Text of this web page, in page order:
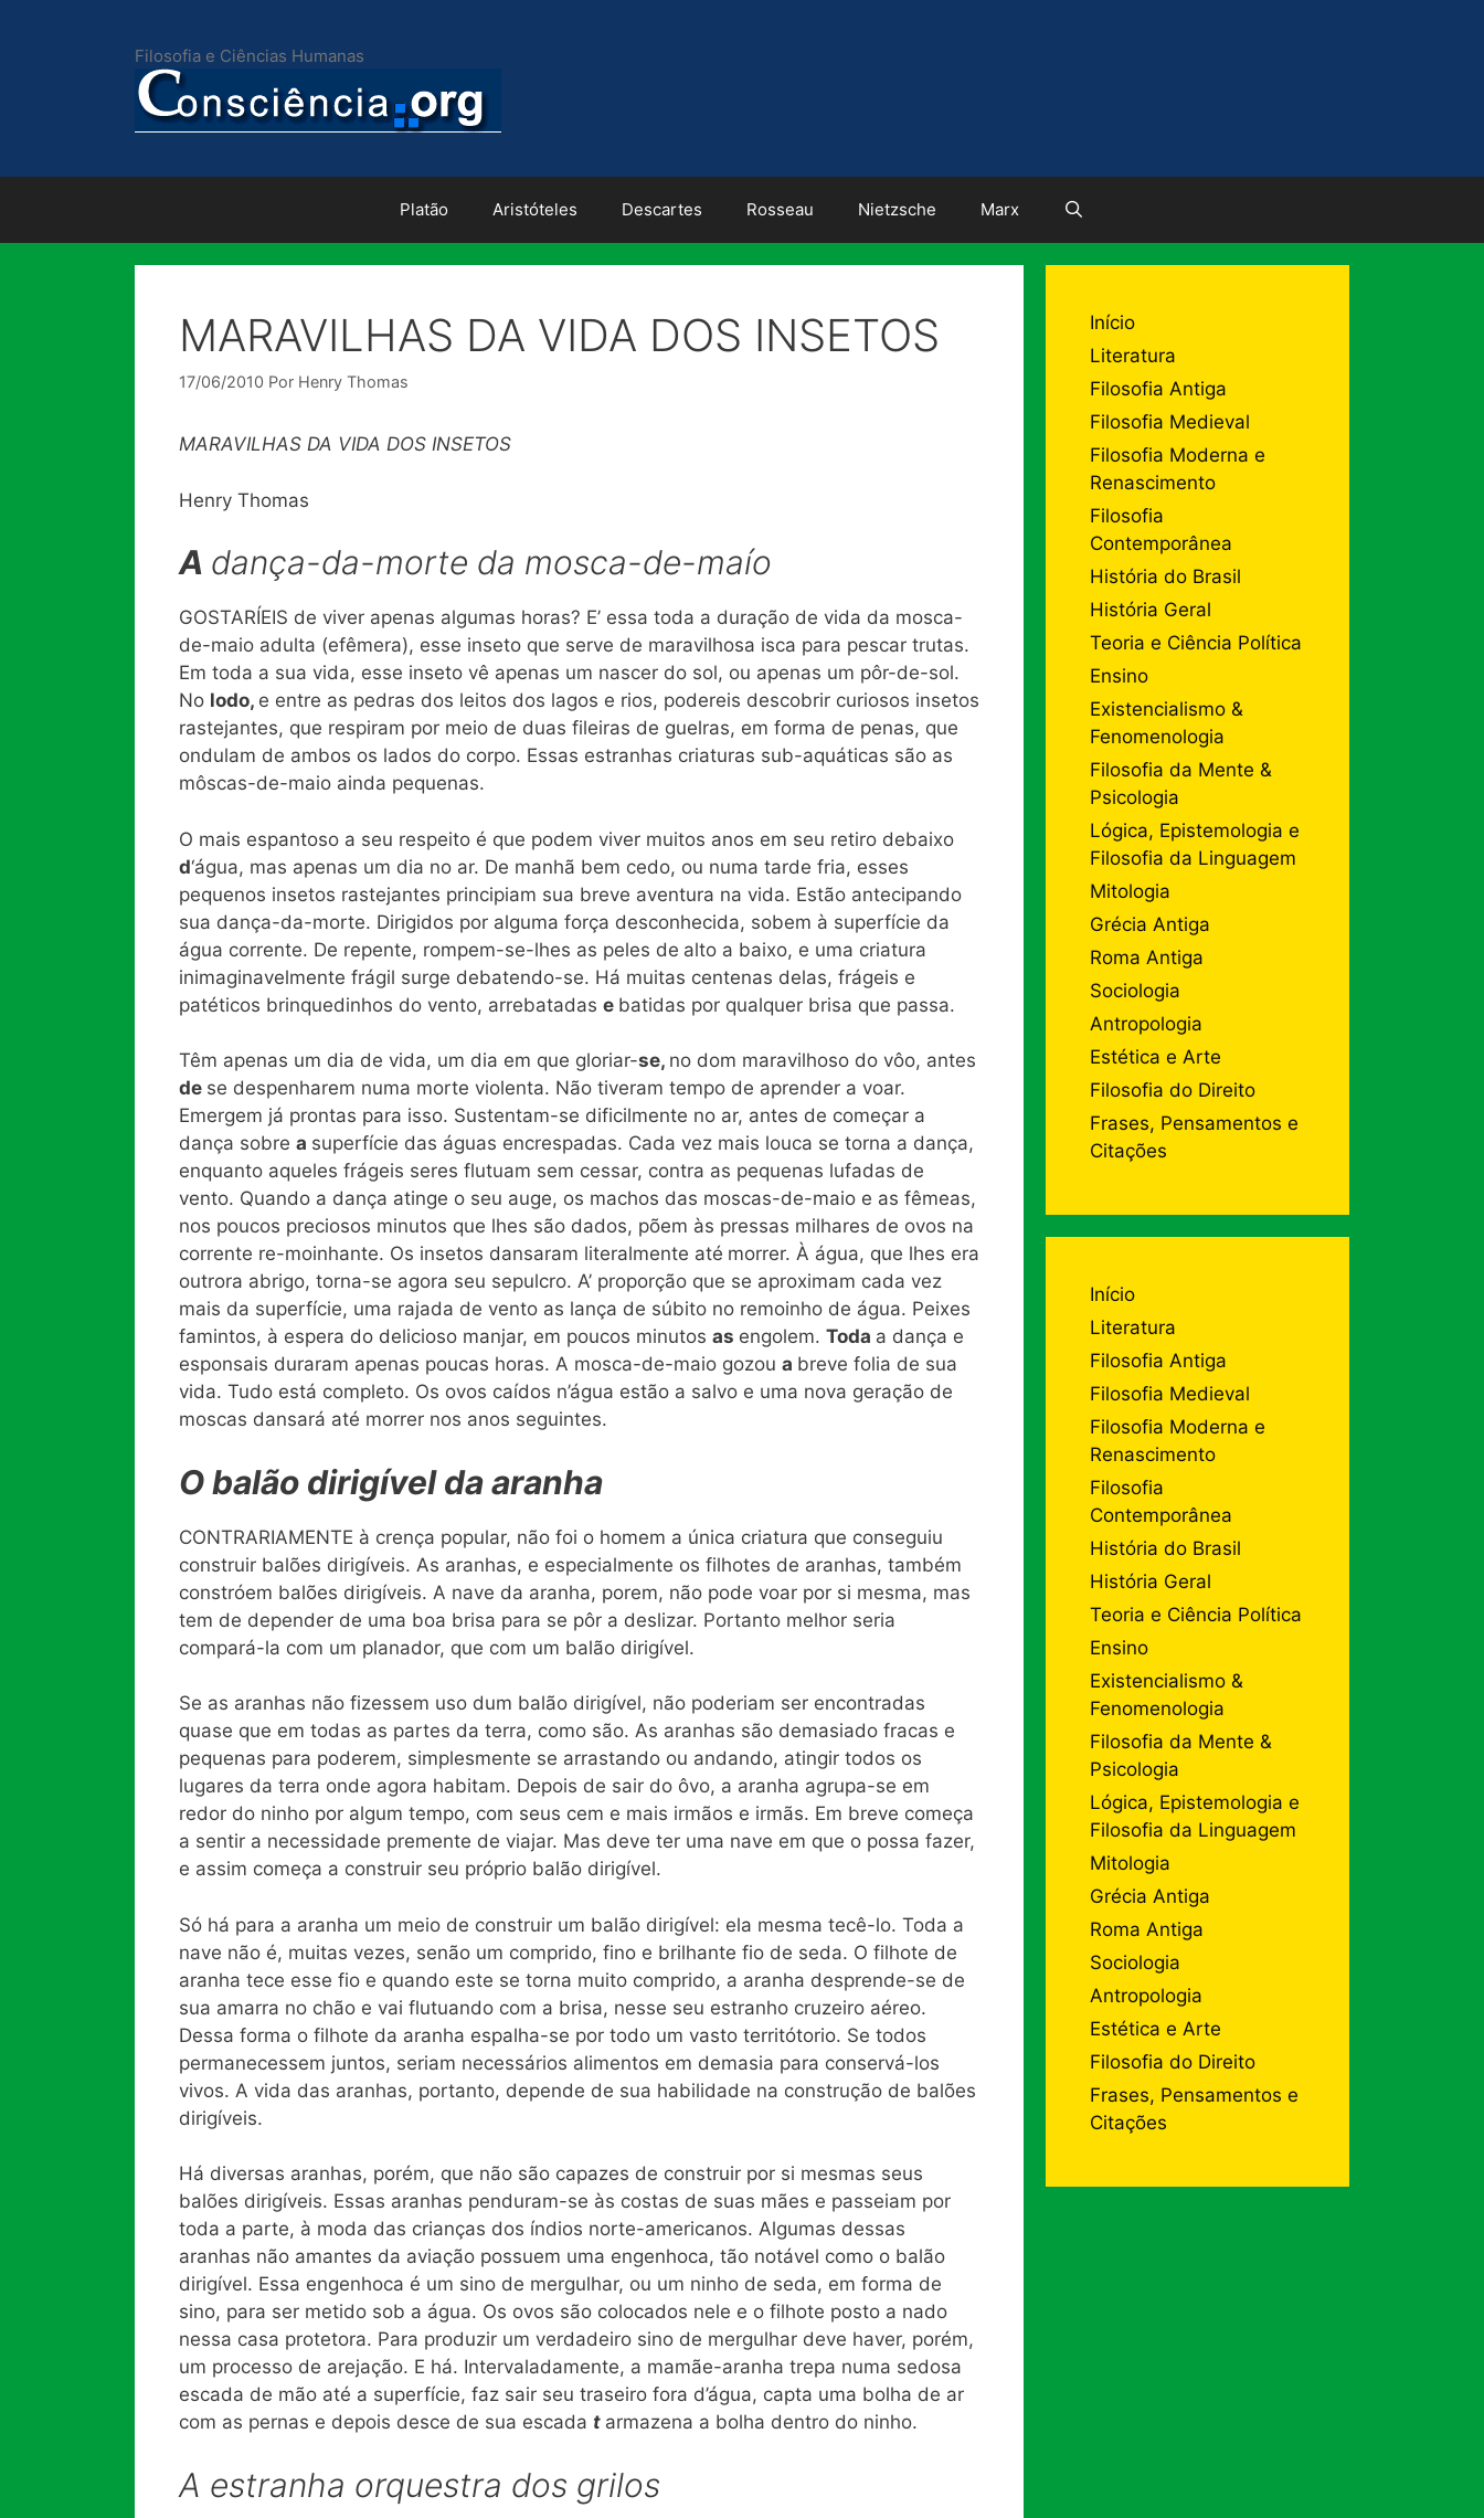
Filosofia e Ciências Humanas
Platão Aristóteles Descartes Rosseau Nietzsche Marx
MARAVILHAS DA VIDA DOS INSETOS
17/06/2010 Por Henry Thomas
MARAVILHAS DA VIDA DOS INSETOS
Henry Thomas
A dança-da-morte da mosca-de-maío
GOSTARÍEIS de viver apenas algumas horas? E’ essa toda a duração de vida da mosca-
de-maio adulta (efêmera), esse inseto que serve de maravilhosa isca para pescar trutas.
Em toda a sua vida, esse inseto vê apenas um nascer do sol, ou apenas um pôr-de-sol.
No lodo, e entre as pedras dos leitos dos lagos e rios, podereis descobrir curiosos insetos
rastejantes, que respiram por meio de duas fileiras de guelras, em forma de penas, que
ondulam de ambos os lados do corpo. Essas estranhas criaturas sub-aquáticas são as
môscas-de-maio ainda pequenas.
O mais espantoso a seu respeito é que podem viver muitos anos em seu retiro debaixo
d‘água, mas apenas um dia no ar. De manhã bem cedo, ou numa tarde fria, esses
pequenos insetos rastejantes principiam sua breve aventura na vida. Estão antecipando
sua dança-da-morte. Dirigidos por alguma força desconhecida, sobem à superfície da
água corrente. De repente, rompem-se-lhes as peles de alto a baixo, e uma criatura
inimaginavelmente frágil surge debatendo-se. Há muitas centenas delas, frágeis e
patéticos brinquedinhos do vento, arrebatadas e batidas por qualquer brisa que passa.
Têm apenas um dia de vida, um dia em que gloriar-se, no dom maravilhoso do vôo, antes
de se despenharem numa morte violenta. Não tiveram tempo de aprender a voar.
Emergem já prontas para isso. Sustentam-se dificilmente no ar, antes de começar a
dança sobre a superfície das águas encrespadas. Cada vez mais louca se torna a dança,
enquanto aqueles frágeis seres flutuam sem cessar, contra as pequenas lufadas de
vento. Quando a dança atinge o seu auge, os machos das moscas-de-maio e as fêmeas,
nos poucos preciosos minutos que lhes são dados, põem às pressas milhares de ovos na
corrente re-moinhante. Os insetos dansaram literalmente até morrer. À água, que lhes era
outrora abrigo, torna-se agora seu sepulcro. A’ proporção que se aproximam cada vez
mais da superfície, uma rajada de vento as lança de súbito no remoinho de água. Peixes
famintos, à espera do delicioso manjar, em poucos minutos as engolem. Toda a dança e
esponsais duraram apenas poucas horas. A mosca-de-maio gozou a breve folia de sua
vida. Tudo está completo. Os ovos caídos n’água estão a salvo e uma nova geração de
moscas dansará até morrer nos anos seguintes.
Obalão dirigível da aranha
CONTRARIAMENTE à crença popular, não foi o homem a única criatura que conseguiu
construir balões dirigíveis. As aranhas, e especialmente os filhotes de aranhas, também
constróem balões dirigíveis. A nave da aranha, porem, não pode voar por si mesma, mas
tem de depender de uma boa brisa para se pôr a deslizar. Portanto melhor seria
compará-la com um planador, que com um balão dirigível.
Se as aranhas não fizessem uso dum balão dirigível, não poderiam ser encontradas
quase que em todas as partes da terra, como são. As aranhas são demasiado fracas e
pequenas para poderem, simplesmente se arrastando ou andando, atingir todos os
lugares da terra onde agora habitam. Depois de sair do ôvo, a aranha agrupa-se em
redor do ninho por algum tempo, com seus cem e mais irmãos e irmãs. Em breve começa
a sentir a necessidade premente de viajar. Mas deve ter uma nave em que o possa fazer,
e assim começa a construir seu próprio balão dirigível.
Só há para a aranha um meio de construir um balão dirigível: ela mesma tecê-lo. Toda a
nave não é, muitas vezes, senão um comprido, fino e brilhante fio de seda. O filhote de
aranha tece esse fio e quando este se torna muito comprido, a aranha desprende-se de
sua amarra no chão e vai flutuando com a brisa, nesse seu estranho cruzeiro aéreo.
Dessa forma o filhote da aranha espalha-se por todo um vasto territótorio. Se todos
permanecessem juntos, seriam necessários alimentos em demasia para conservá-los
vivos. A vida das aranhas, portanto, depende de sua habilidade na construção de balões
dirigíveis.
Há diversas aranhas, porém, que não são capazes de construir por si mesmas seus
balões dirigíveis. Essas aranhas penduram-se às costas de suas mães e passeiam por
toda a parte, à moda das crianças dos índios norte-americanos. Algumas dessas
aranhas não amantes da aviação possuem uma engenhoca, tão notável como o balão
dirigível. Essa engenhoca é um sino de mergulhar, ou um ninho de seda, em forma de
sino, para ser metido sob a água. Os ovos são colocados nele e o filhote posto a nado
nessa casa protetora. Para produzir um verdadeiro sino de mergulhar deve haver, porém,
um processo de arejação. E há. Intervaladamente, a mamãe-aranha trepa numa sedosa
escada de mão até a superfície, faz sair seu traseiro fora d’água, capta uma bolha de ar
com as pernas e depois desce de sua escada t armazena a bolha dentro do ninho.
A estranha orquestra dos grilos
Início
Literatura
Filosofia Antiga
Filosofia Medieval
Filosofia Moderna e
Renascimento
Filosofia
Contemporânea
História do Brasil
História Geral
Teoria e Ciência Política
Ensino
Existencialismo &
Fenomenologia
Filosofia da Mente &
Psicologia
Lógica, Epistemologia e
Filosofia da Linguagem
Mitologia
Grécia Antiga
Roma Antiga
Sociologia
Antropologia
Estética e Arte
Filosofia do Direito
Frases, Pensamentos e
Citações
Início
Literatura
Filosofia Antiga
Filosofia Medieval
Filosofia Moderna e
Renascimento
Filosofia
Contemporânea
História do Brasil
História Geral
Teoria e Ciência Política
Ensino
Existencialismo &
Fenomenologia
Filosofia da Mente &
Psicologia
Lógica, Epistemologia e
Filosofia da Linguagem
Mitologia
Grécia Antiga
Roma Antiga
Sociologia
Antropologia
Estética e Arte
Filosofia do Direito
Frases, Pensamentos e
Citações